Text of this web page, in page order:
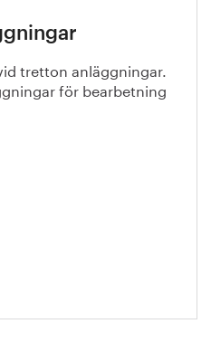
tretton anläggningar.
för bearbetning